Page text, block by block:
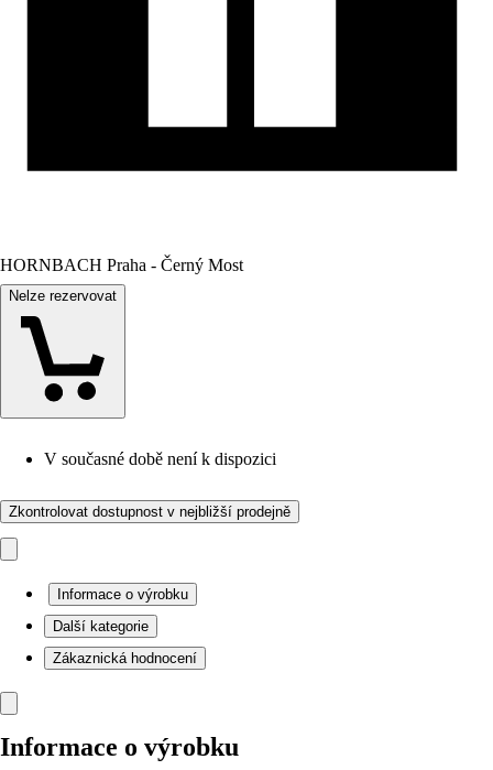
HORNBACH Praha - Černý Most
Nelze rezervovat
V současné době není k dispozici
Zkontrolovat dostupnost v nejbližší prodejně
Informace o výrobku
Další kategorie
Zákaznická hodnocení
Informace o výrobku